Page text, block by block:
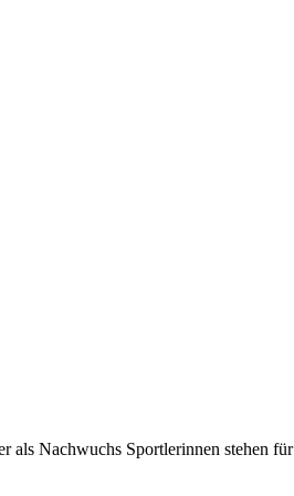
als Nachwuchs Sportlerinnen stehen